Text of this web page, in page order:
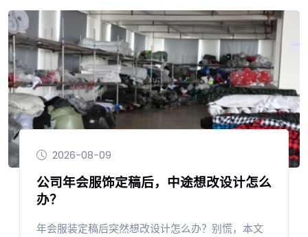
2026-08-09
公司年会服饰定稿后，中途想改设计怎么
办？
年会服装定稿后突然想改设计怎么办？别慌，本文